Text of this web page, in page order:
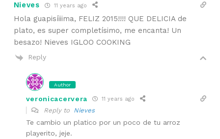
Nieves 11 years ago
Hola guapisíiiima, FELIZ 2015!!!! QUE DELICIA de
plato, es super completísimo, me encanta! Un
besazo! Nieves IGLOO COOKING
Reply
Author
veronicacervera 11 years ago
Reply to Nieves
Te cambio un platico por un poco de tu arroz
playerito, jeje.